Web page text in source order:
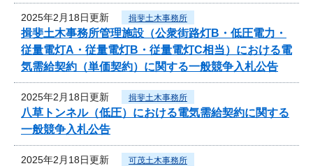
2025年2月18日更新 揖斐土木事務所
揖斐土木事務所管理施設（公衆街路灯B・低圧電力・
従量電灯A・従量電灯B・従量電灯C相当）における電
気需給契約（単価契約）に関する一般競争入札公告
2025年2月18日更新 揖斐土木事務所
八草トンネル（低圧）における電気需給契約に関する
一般競争入札公告
2025年2月18日更新 可茂土木事務所